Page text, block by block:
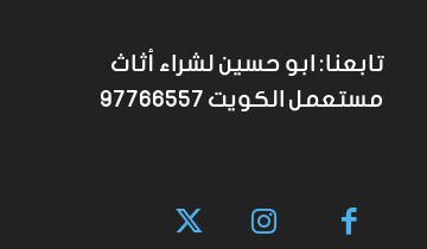
تابعنا: ابو حسين لشراء أثاث
مستعمل الكويت 97766557